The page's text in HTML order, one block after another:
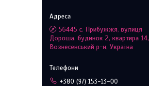
56445 с. Прибужжя, вулиця
Дороша, будинок 2, квартира 14,
Вознесенський р-н, Україна
+380 (97) 153-13-00